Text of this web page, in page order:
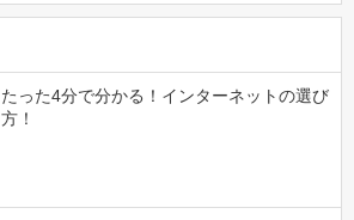
たった4分で分かる！インターネットの選び
方！